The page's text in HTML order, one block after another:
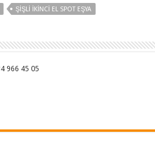
ŞIŞLI İKINCI EL SPOT EŞYA
966 45 05